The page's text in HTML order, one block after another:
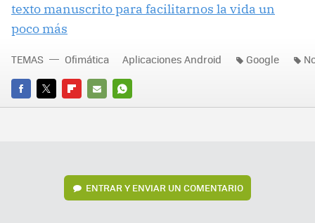
texto manuscrito para facilitarnos la vida un
poco más
FACEBOOK
TWITTERFLIPBOARD
E-
WHATSAPP
TEMAS Ofimática Aplicaciones Android Google
ENTRAR Y ENVIAR UN COMENTARIO